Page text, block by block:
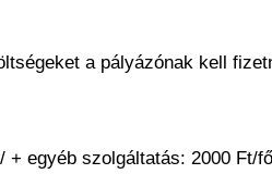
a pályázónak kell
+ egyéb szolgáltatás: 2000 Ft/